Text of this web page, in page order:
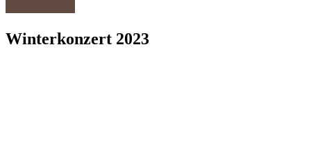
Winterkonzert 2023